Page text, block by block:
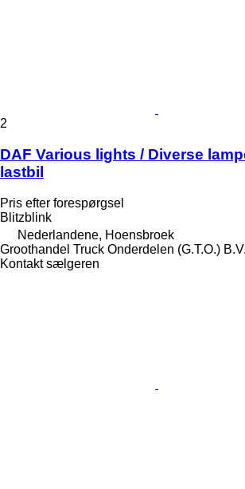
2
DAF Various lights / Diverse
lastbil
Pris efter forespørgsel
Blitzblink
Nederlandene, Hoensbroek
Groothandel Truck Onderdelen (G.T.O.) B.V.
Kontakt sælgeren